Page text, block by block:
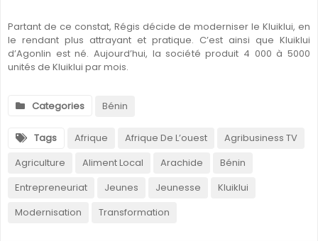
Partant de ce constat, Régis décide de moderniser le Kluiklui, en
le rendant plus attrayant et pratique. C’est ainsi que Kluiklui
d’Agonlin est né. Aujourd’hui, la société produit 4 000 à 5000
unités de Kluiklui par mois.
Categories Bénin
Tags Afrique Afrique De L’ouest
Agribusiness TV
Agriculture
Aliment Local Arachide
Bénin
Entrepreneuriat
Jeunes Jeunesse
Kluiklui
Modernisation
Transformation